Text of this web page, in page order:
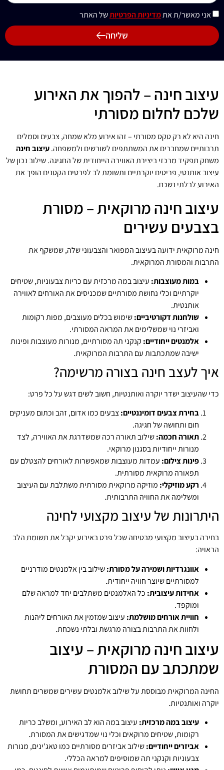
אני מאשר/ת אתמדיניות הפרטיותשל האתר
שליחה
עיצוב חינה – להפוך את האירוע
שלכם לחלום מסורתי
חינה היא לא רק טקס מסורתי – זהו אירוע מלא שמחה, צבעים וסמלים
תרבותיים שמחברים את המשתתפים לשורשים ולמשפחה.עיצוב חינה
משחק תפקיד מרכזי ביצירת האווירה הייחודית של החגיגה. שילוב נכון של
עיצוב אותנטי, פריטים יוקרתיים ותשומת לב לפרטים הקטנים הופך את
האירוע לבלתי נשכח.
עיצוב חינה מרוקאית – מסורת
בצבעים עשירים
חינה מרוקאית ידועה בעיצוב המפואר והצבעוני שלה, שמשקף את
התרבות והמסורת המרוקאית.
במות מעוצבות: עיצוב במה מרכזית עם כריות צבעוניות, שטיחים
יוקרתיים וכלי נחושת מסורתיים שמכניסים את האורחים לאווירה
אותנטית.
שולחנות דקורטיביים:שימוש בכלים מעוצבים, מפות רקומות
ואביזרי נוי שמשלימים את המראה המסורתי.
אלמנטים ייחודיים: קנקני תה מסורתיים, מנורות מעוצבות ופינות
ישיבה שמתכתבות עם התרבות המרוקאית.
איך לעצב חינה בצורה מרשימה?
כדי שהעיצוב ישדר יוקרה ואותנטיות, חשוב לשים דגש על כל פרט:
בחירת צבעים דומיננטיים:צבעים כמו אדום, זהב וכתום מעניקים
חום ותחושה של חגיגה.
תאורה חכמה:שילוב תאורה רכה שמשדרגת את האווירה, לצד
מנורות ייחודיות בסגנון מרוקאי.
פינות צילום: עמדות מעוצבות שמאפשרות לאורחים להצטלם עם
תפאורה מרוקאית מסורתית.
רקע מוזיקלי: מוזיקה מרוקאית מסורתית משתלבת עם העיצוב
ומשלימה את החוויה התרבותית.
היתרונות של עיצוב מקצועי לחינה
בחירה בעיצוב מקצועי מבטיחה שכל פרט באירוע יקבל את תשומת הלב
הראויה:
אוונגרדיות ושמירה על מסורת:שילוב בין אלמנטים מודרניים
למסורתיים שיוצר חוויה ייחודית.
אחידות עיצובית: כל האלמנטים משתלבים יחד למראה שלם
ומוקפד.
חוויית אורחים מושלמת: עיצוב שמזמין את האורחים ליהנות
ולחוות את התרבות בצורה מרגשת ובלתי נשכחת.
עיצוב חינה מרוקאית – עיצוב
שמתכתב עם המסורת
החינה המרוקאית מבוססת על שילוב אלמנטים עשירים שמשרים תחושת
יוקרה ואותנטיות.
עיצוב במה מרכזית: עיצוב במה הוא לב האירוע, ומשלב כריות
רקומות, שטיחים מרוקאים וכלי נוי שמדגישים את המסורת.
אביזרים ייחודיים:שילוב אביזרים מסורתיים כמו טאג'ינים, מנורות
צבעוניות וקנקני תה שמוסיפים למראה הכללי.